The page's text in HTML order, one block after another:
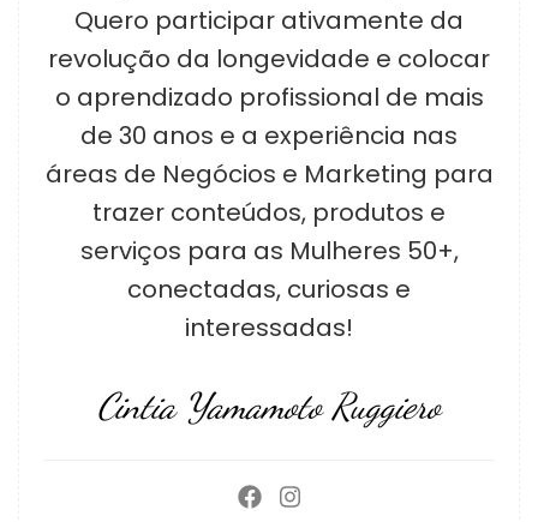
Quero participar ativamente da
revolução da longevidade e colocar
o aprendizado profissional de mais
de 30 anos e a experiência nas
áreas de Negócios e Marketing para
trazer conteúdos, produtos e
serviços para as Mulheres 50+,
conectadas, curiosas e
interessadas!
Cintia Yamamoto Ruggiero